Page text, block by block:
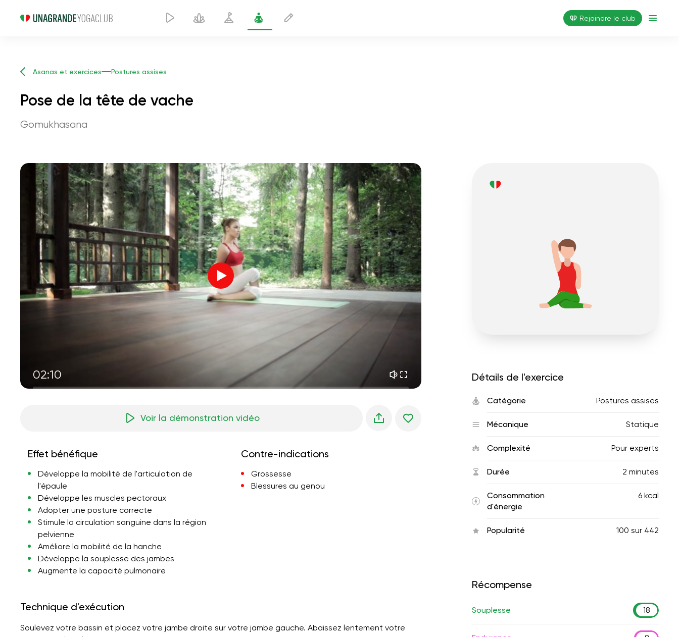
Rejoindre le club
Asanas et exercices Postures assises
Pose de la tête de vache
Gomukhasana
02:10
Voix de l'instructeur
le vol de l'âme 01:44
paix intérieure 01:27
rêves du matin 01:34
fraîcheur de la forêt 05:00
pluie d'été 02:00
silence des montagnes 02:00
la voix du vent
forêt de printemps
Voir la démonstration vidéo
Effet bénéfique
Développe la mobilité de l'articulation de
l'épaule
Développe les muscles pectoraux
Adopter une posture correcte
Stimule la circulation sanguine dans la région
pelvienne
Améliore la mobilité de la hanche
Développe la souplesse des jambes
Augmente la capacité pulmonaire
Contre-indications
Grossesse
Blessures au genou
Technique d'exécution
Soulevez votre bassin et placez votre jambe droite sur votre jambe gauche. Abaissez lentement votre
Détails de l'exercice
Catégorie Postures assises
Mécanique Statique
Complexité Pour experts
Durée 2 minutes
Consommation
d'énergie
6 kcal
Popularité 100 sur 442
Récompense
Souplesse 18